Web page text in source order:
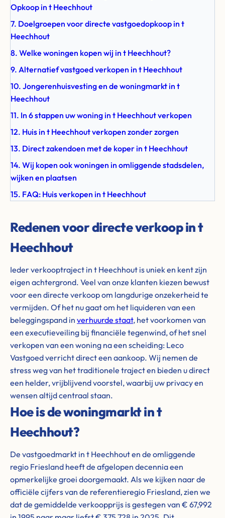
Opkoop in t Heechhout
7. Doelgroepen voor directe vastgoedopkoop in t
Heechhout
8. Welke woningen kopen wij in t Heechhout?
9. Alternatief vastgoed verkopen in t Heechhout
10. Jongerenhuisvesting en de woningmarkt in t
Heechhout
11. In 6 stappen uw woning in t Heechhout verkopen
12. Huis in t Heechhout verkopen zonder zorgen
13. Direct zakendoen met de koper in t Heechhout
14. Wij kopen ook woningen in omliggende stadsdelen,
wijken en plaatsen
15. FAQ: Huis verkopen in t Heechhout
Redenen voor directe verkoop in t
Heechhout
Ieder verkooptraject in t Heechhout is uniek en kent zijn
eigen achtergrond. Veel van onze klanten kiezen bewust
voor een directe verkoop om langdurige onzekerheid te
vermijden. Of het nu gaat om het liquideren van een
beleggingspand in verhuurde staat, het voorkomen van
een executieveiling bij financiële tegenwind, of het snel
verkopen van een woning na een scheiding: Leco
Vastgoed verricht direct een aankoop. Wij nemen de
stress weg van het traditionele traject en bieden u direct
een helder, vrijblijvend voorstel, waarbij uw privacy en
wensen altijd centraal staan.
Hoe is de woningmarkt in t
Heechhout?
De vastgoedmarkt in t Heechhout en de omliggende
regio Friesland heeft de afgelopen decennia een
opmerkelijke groei doorgemaakt. Als we kijken naar de
officiële cijfers van de referentieregio Friesland, zien we
dat de gemiddelde verkoopprijs is gestegen van € 67,992